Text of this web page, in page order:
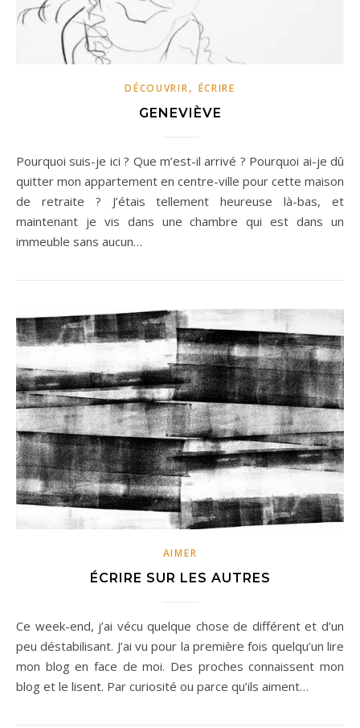
DÉCOUVRIR, ÉCRIRE
GENEVIÈVE
Pourquoi suis-je ici ? Que m’est-il arrivé ? Pourquoi ai-je dû
quitter mon appartement en centre-ville pour cette maison
de retraite ? J’étais tellement heureuse là-bas, et
maintenant je vis dans une chambre qui est dans un
immeuble sans aucun…
AIMER
ÉCRIRE SUR LES AUTRES
Ce week-end, j’ai vécu quelque chose de différent et d’un
peu déstabilisant. J’ai vu pour la première fois quelqu’un lire
mon blog en face de moi. Des proches connaissent mon
blog et le lisent. Par curiosité ou parce qu’ils aiment…